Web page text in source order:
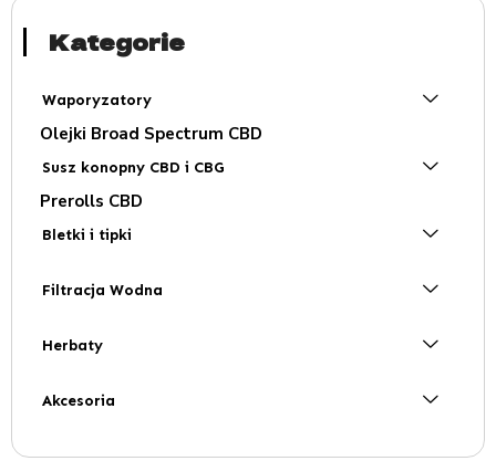
Kategorie
Waporyzatory
Olejki Broad Spectrum CBD
Susz konopny CBD i CBG
Prerolls CBD
Bletki i tipki
Filtracja Wodna
Herbaty
Akcesoria